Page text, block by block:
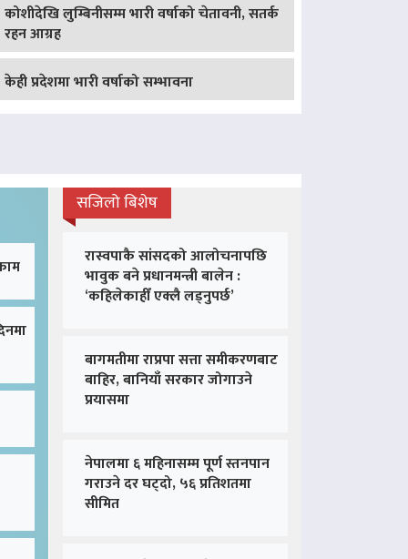
कोशीदेखि लुम्बिनीसम्म भारी वर्षाको चेतावनी, सतर्क
रहन आग्रह
केही प्रदेशमा भारी वर्षाको सम्भावना
सजिलो बिशेष
रास्वपाकै सांसदको आलोचनापछि
भावुक बने प्रधानमन्त्री बालेन :
‘कहिलेकाहीँ एक्लै लड्नुपर्छ’
बागमतीमा राप्रपा सत्ता समीकरणबाट
बाहिर, बानियाँ सरकार जोगाउने
प्रयासमा
नेपालमा ६ महिनासम्म पूर्ण स्तनपान
गराउने दर घट्दो, ५६ प्रतिशतमा
सीमित